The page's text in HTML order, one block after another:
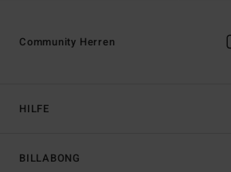
HILFE
BILLABONG
Community Herren